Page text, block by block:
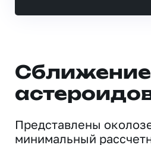
Сближение
Представлены
минимальный